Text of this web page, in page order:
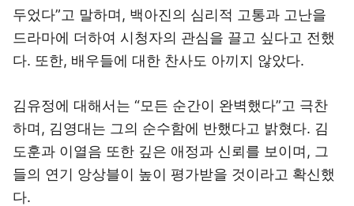
두었다”고 말하며, 백아진의 심리적 고통과 고난을
드라마에 더하여 시청자의 관심을 끌고 싶다고 전했
다. 또한, 배우들에 대한 찬사도 아끼지 않았다.
김유정에 대해서는 “모든 순간이 완벽했다”고 극찬
하며, 김영대는 그의 순수함에 반했다고 밝혔다. 김
도훈과 이열음 또한 깊은 애정과 신뢰를 보이며, 그
들의 연기 앙상블이 높이 평가받을 것이라고 확신했
다.